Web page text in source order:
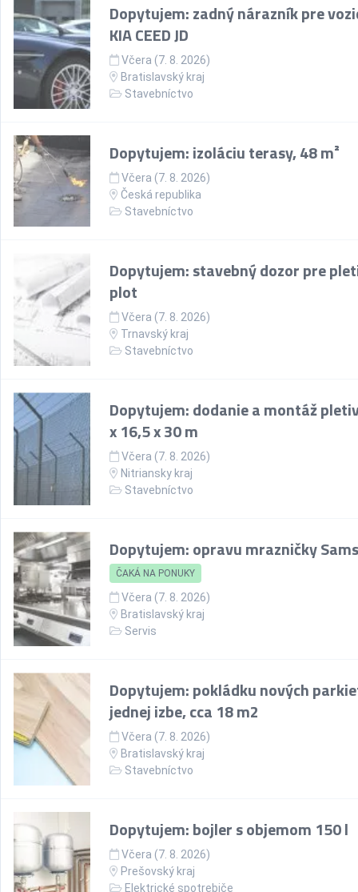
Dopytujem: zadný nárazník pre
KIA CEED JD
Včera (7. 8. 2026)
Bratislavský kraj
Stavebníctvo
Dopytujem: izoláciu terasy, 48 m²
Včera (7. 8. 2026)
Česká republika
Stavebníctvo
Dopytujem: stavebný dozor pre
plot
Včera (7. 8. 2026)
Trnavský kraj
Stavebníctvo
Dopytujem: dodanie a montáž
x 16,5 x 30 m
Včera (7. 8. 2026)
Nitriansky kraj
Stavebníctvo
Dopytujem: opravu mrazničky
ČAKÁ NA PONUKY
Včera (7. 8. 2026)
Bratislavský kraj
Servis
Dopytujem: pokládku nových
jednej izbe, cca 18 m2
Včera (7. 8. 2026)
Bratislavský kraj
Stavebníctvo
Dopytujem: bojler s objemom 150 l
Včera (7. 8. 2026)
Prešovský kraj
Elektrické spotrebiče